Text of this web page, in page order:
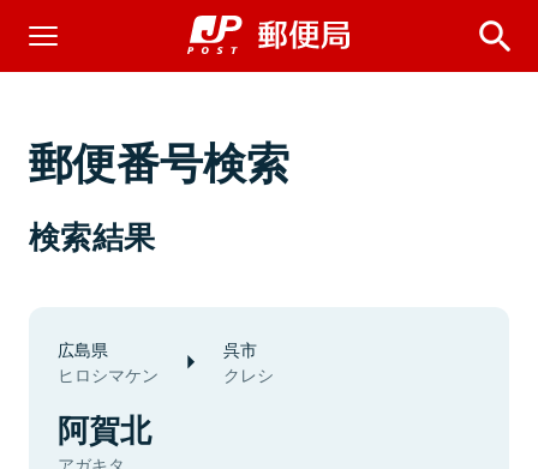
郵便番号検索
検索結果
広島県
ヒロシマケン
呉市
クレシ
阿賀北
アガキタ